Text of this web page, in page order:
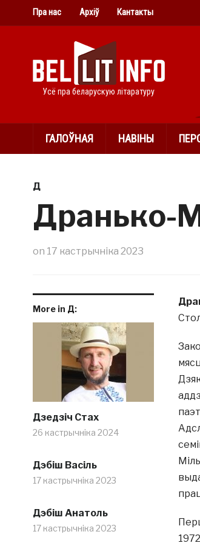
Пра нас Архіў Кантакты
Усё пра беларускую літаратуру
ГАЛОЎНАЯ НАВІНЫ
Д
Дранько-
on 17 кастрычніка 2023
More in Д:
Дзедзіч Стах
26 кастрычніка 2024
Дэбіш Васіль
17 кастрычніка 2023
Дэбіш Анатоль
17 кастрычніка 2023